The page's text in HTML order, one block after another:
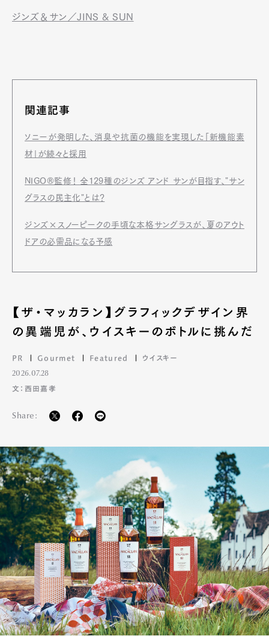
ジンズ＆サン／JINS & SUN
関連記事
ソニーが発明した、消臭や抗菌の機能を実現した「新機能素
材」が続々と採用
NIGO®監修！ 全129種のジンズ アンド サンが目指す、"サン
グラスの民主化"とは？
ジンズ×スノーピークの手頃な本格サングラスが、夏のアウト
ドアの必需品になる予感
【ザ・マッカラン】グラフィックデザイン界
の異端児が、ウイスキーのボトルに挑んだ
PR Gourmet Featured ウイスキー
2026.07.28
文：西田嘉孝
Share: